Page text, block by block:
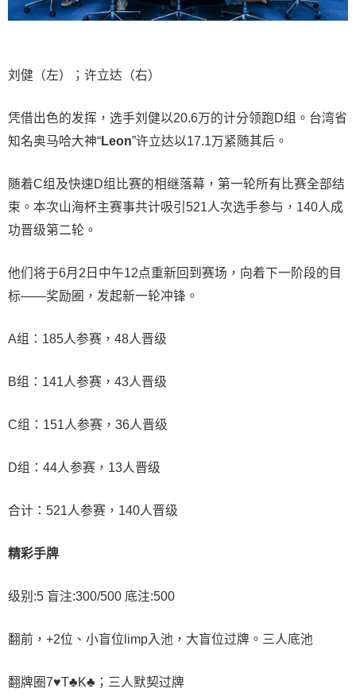
刘健（左）；许立达（右）
凭借出色的发挥，选手刘健以20.6万的计分领跑D组。台湾省
知名奥马哈大神“Leon”许立达以17.1万紧随其后。
随着C组及快速D组比赛的相继落幕，第一轮所有比赛全部结
束。本次山海杯主赛事共计吸引521人次选手参与，140人成
功晋级第二轮。
他们将于6月2日中午12点重新回到赛场，向着下一阶段的目
标——奖励圈，发起新一轮冲锋。
A组：185人参赛，48人晋级
B组：141人参赛，43人晋级
C组：151人参赛，36人晋级
D组：44人参赛，13人晋级
合计：521人参赛，140人晋级
精彩手牌
级别:5 盲注:300/500 底注:500
翻前，+2位、小盲位limp入池，大盲位过牌。三人底池
翻牌圈7♥T♣K♣；三人默契过牌